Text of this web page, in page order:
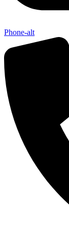
Phone-alt